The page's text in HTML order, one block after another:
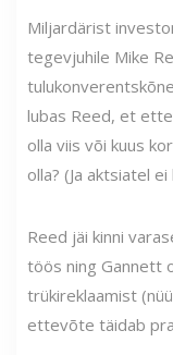
Miljardärist
tegevjuhile Mike
lubas Reed, et
olla viis või kuus
olla? (Ja aktsiatel
Reed jäi kinni
töös ning Gannett
trükireklaamist
ettevõte täidab